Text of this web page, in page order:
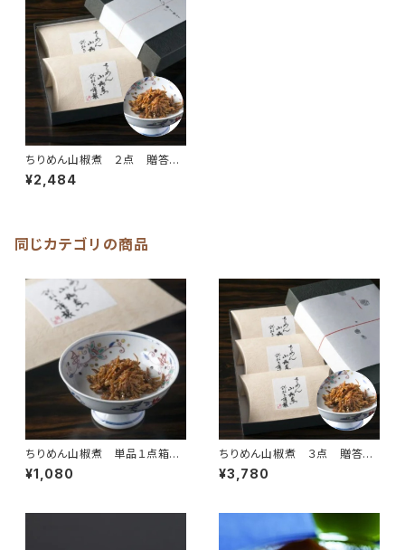
ちりめん山椒煮 ２点 贈答用
箱入
¥2,484
同じカテゴリの商品
ちりめん山椒煮 単品１点箱入
り
¥1,080
ちりめん山椒煮 ３点 贈答用
箱入
¥3,780